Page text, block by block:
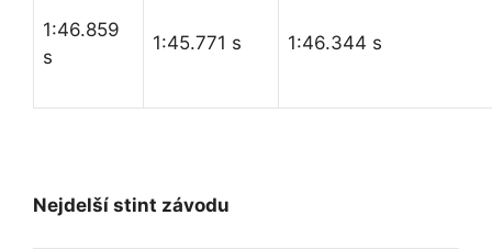
1:46.859
s
1:45.771 s 1:46.344 s
Nejdelší stint závodu